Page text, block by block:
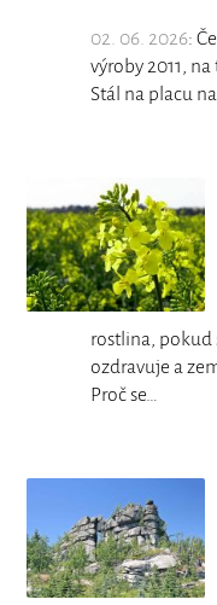
02. 06. 2026:
výroby 2011,
Stál na placu
rostlina, pokud
ozdravuje a
Proč se…